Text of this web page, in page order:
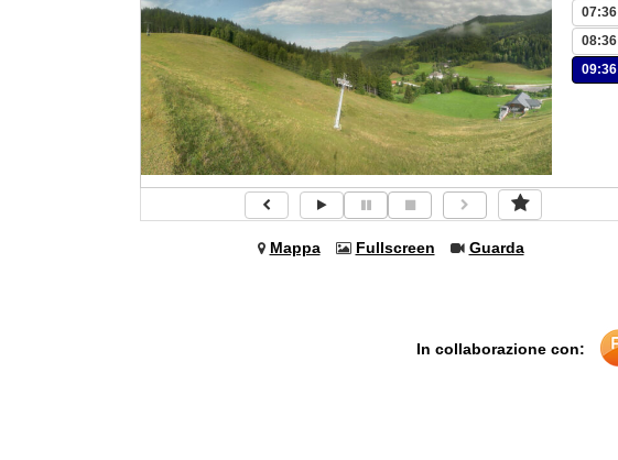
07:36
08:36
09:36
Mappa Fullscreen Guarda
In collaborazione con: